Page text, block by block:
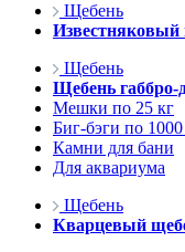
Щебень
Известняковый
Щебень
Щебень габбро-
Мешки по 25 кг
Биг-бэги по 1000
Камни для бани
Для аквариума
Щебень
Кварцевый